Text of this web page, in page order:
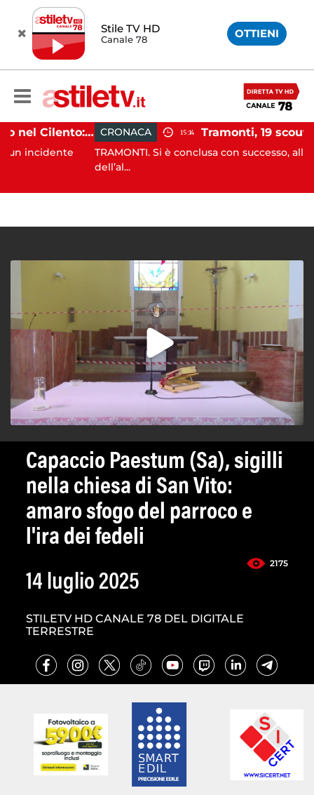
Stile TV HD
Canale 78 OTTIENI
Incidente agricolo nel Cilento: trattore si ribalta, muore 71enne CRONACA 15:14
TRAMONTI. Si è conclusa con successo, alle prime
Capaccio Paestum (Sa), sigilli
nella chiesa di San Vito:
amaro sfogo del parroco e
l'ira dei fedeli
2175
14 luglio 2025
STILETV HD CANALE 78 DEL DIGITALE
TERRESTRE